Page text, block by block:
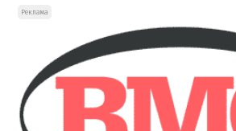
Реклама